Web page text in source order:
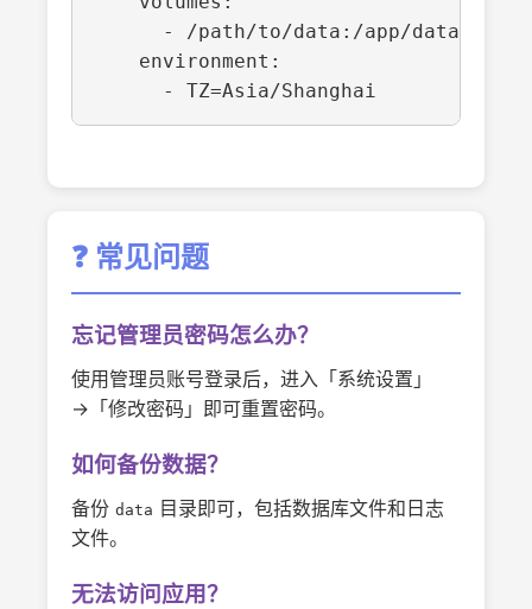
      - /path/to/data:/app/data
    environment:
❓ 常见问题
忘记管理员密码怎么办？
使用管理员账号登录后，进入「系统设置」
→「修改密码」即可重置密码。
如何备份数据？
备份 data 目录即可，包括数据库文件和日志
文件。
无法访问应用？